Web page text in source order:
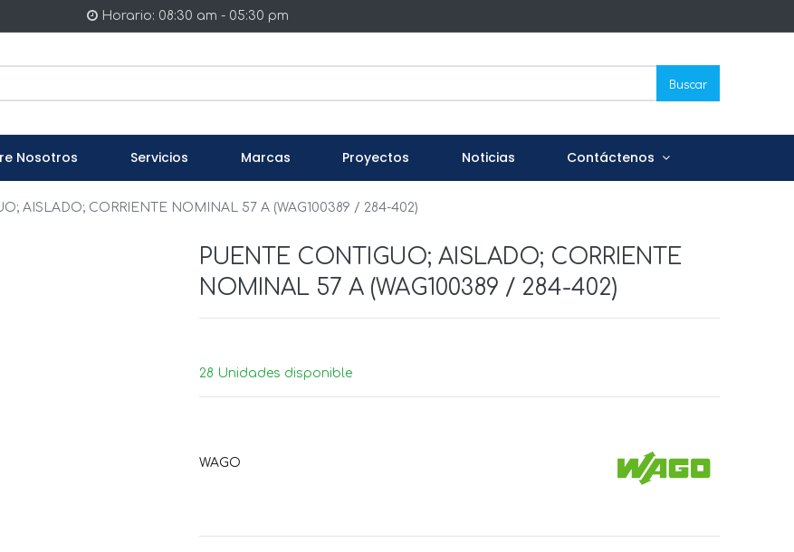
Horario: 08:30 am - 05:30 pm
Buscar
Nosotros Servicios Marcas Proyectos Noticias Contáctenos
AISLADO; CORRIENTE NOMINAL 57 A (WAG100389 / 284-402)
PUENTE CONTIGUO; AISLADO; CORRIENTE
NOMINAL 57 A (WAG100389 / 284-402)
28 Unidades disponible
WAGO